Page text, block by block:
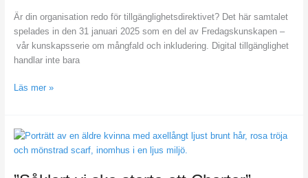
Är din organisation redo för tillgänglighetsdirektivet? Det här samtalet
spelades in den 31 januari 2025 som en del av Fredagskunskapen –
vår kunskapsserie om mångfald och inkludering. Digital tillgänglighet
handlar inte bara
teknik
Läs mer »
”Såklart
vi